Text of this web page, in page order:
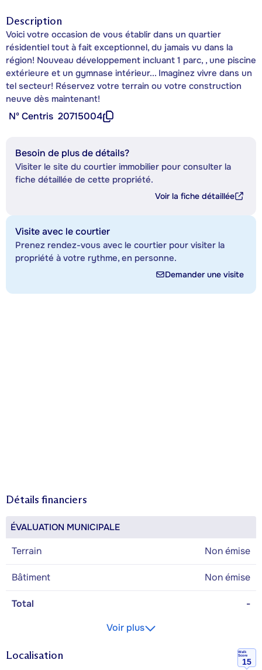
Description
Voici votre occasion de vous établir dans un quartier
résidentiel tout à fait exceptionnel, du jamais vu dans la
région! Nouveau développement incluant 1 parc, , une piscine
extérieure et un gymnase intérieur... Imaginez vivre dans un
tel secteur! Réservez votre terrain ou votre construction
neuve dès maintenant!
Nº Centris 20715004
Besoin de plus de détails?
Visiter le site du courtier immobilier pour consulter la
fiche détaillée de cette propriété.
Voir la fiche détaillée
Visite avec le courtier
Prenez rendez-vous avec le courtier pour visiter la
propriété à votre rythme, en personne.
Demander une visite
Détails financiers
ÉVALUATION MUNICIPALE
Terrain Non émise
Bâtiment Non émise
Total
-
Voir plus
Localisation
Walk
Score
15